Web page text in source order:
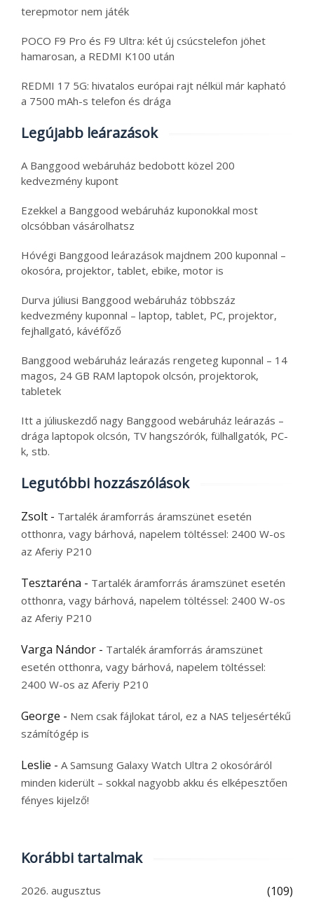
terepmotor nem játék
POCO F9 Pro és F9 Ultra: két új csúcstelefon jöhet
hamarosan, a REDMI K100 után
REDMI 17 5G: hivatalos európai rajt nélkül már kapható
a 7500 mAh-s telefon és drága
Legújabb leárazások
A Banggood webáruház bedobott közel 200
kedvezmény kupont
Ezekkel a Banggood webáruház kuponokkal most
olcsóbban vásárolhatsz
Hóvégi Banggood leárazások majdnem 200 kuponnal –
okosóra, projektor, tablet, ebike, motor is
Durva júliusi Banggood webáruház többszáz
kedvezmény kuponnal – laptop, tablet, PC, projektor,
fejhallgató, kávéfőző
Banggood webáruház leárazás rengeteg kuponnal – 14
magos, 24 GB RAM laptopok olcsón, projektorok,
tabletek
Itt a júliuskezdő nagy Banggood webáruház leárazás –
drága laptopok olcsón, TV hangszórók, fülhallgatók, PC-
k, stb.
Legutóbbi hozzászólások
Zsolt - Tartalék áramforrás áramszünet esetén
otthonra, vagy bárhová, napelem töltéssel: 2400 W-os
az Aferiy P210
Tesztaréna - Tartalék áramforrás áramszünet esetén
otthonra, vagy bárhová, napelem töltéssel: 2400 W-os
az Aferiy P210
Varga Nándor - Tartalék áramforrás áramszünet
esetén otthonra, vagy bárhová, napelem töltéssel:
2400 W-os az Aferiy P210
George - Nem csak fájlokat tárol, ez a NAS teljesértékű
számítógép is
Leslie - A Samsung Galaxy Watch Ultra 2 okosóráról
minden kiderült – sokkal nagyobb akku és elképesztően
fényes kijelző!
Korábbi tartalmak
2026. augusztus (109)